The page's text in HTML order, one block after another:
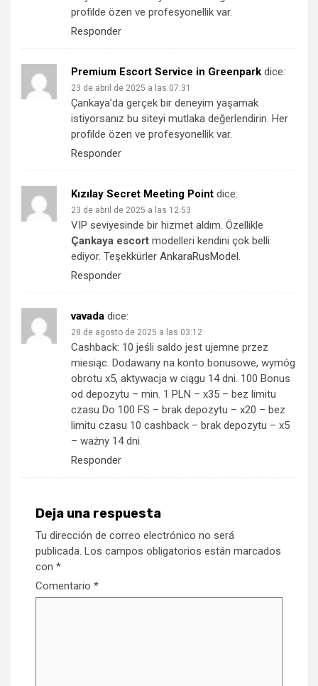
profilde özen ve profesyonellik var.
Responder
Premium Escort Service in Greenpark dice:
23 de abril de 2025 a las 07:31
Çankaya’da gerçek bir deneyim yaşamak
istiyorsanız bu siteyi mutlaka değerlendirin. Her
profilde özen ve profesyonellik var.
Responder
Kızılay Secret Meeting Point dice:
23 de abril de 2025 a las 12:53
VIP seviyesinde bir hizmet aldım. Özellikle
Çankaya escort modelleri kendini çok belli
ediyor. Teşekkürler AnkaraRusModel.
Responder
vavada dice:
28 de agosto de 2025 a las 03:12
Cashback: 10 jeśli saldo jest ujemne przez
miesiąc. Dodawany na konto bonusowe, wymóg
obrotu x5, aktywacja w ciągu 14 dni. 100 Bonus
od depozytu – min. 1 PLN – x35 – bez limitu
czasu Do 100 FS – brak depozytu – x20 – bez
limitu czasu 10 cashback – brak depozytu – x5
– ważny 14 dni.
Responder
Deja una respuesta
Tu dirección de correo electrónico no será
publicada. Los campos obligatorios están marcados
con *
Comentario *